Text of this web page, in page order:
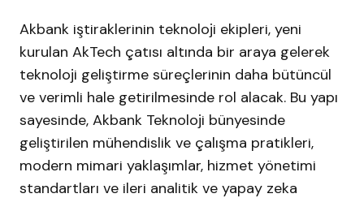
Akbank iştiraklerinin teknoloji ekipleri, yeni
kurulan AkTech çatısı altında bir araya gelerek
teknoloji geliştirme süreçlerinin daha bütüncül
ve verimli hale getirilmesinde rol alacak. Bu yapı
sayesinde, Akbank Teknoloji bünyesinde
geliştirilen mühendislik ve çalışma pratikleri,
modern mimari yaklaşımlar, hizmet yönetimi
standartları ve ileri analitik ve yapay zeka